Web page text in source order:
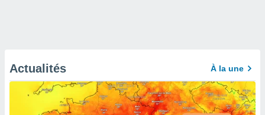
Actualités À la une